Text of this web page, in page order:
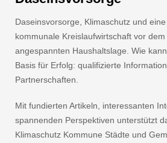
Daseinsvorsorge, Klimaschutz und
kommunale Kreislaufwirtschaft vor
angespannten Haushaltslage. Wie
Basis für Erfolg: qualifizierte
Partnerschaften.
Mit fundierten Artikeln, interessanten
spannenden Perspektiven unterstützt
Klimaschutz Kommune Städte und